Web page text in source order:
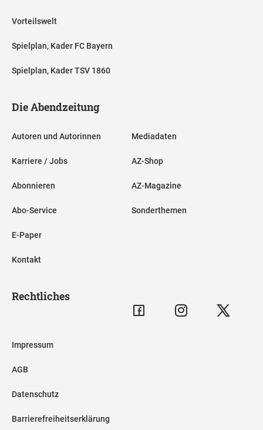
Vorteilswelt
Spielplan, Kader FC Bayern
Spielplan, Kader TSV 1860
Die Abendzeitung
Autoren und Autorinnen
Karriere / Jobs
Abonnieren
Abo-Service
E-Paper
Kontakt
Mediadaten
AZ-Shop
AZ-Magazine
Sonderthemen
Rechtliches
Impressum
AGB
Datenschutz
Barrierefreiheitserklärung